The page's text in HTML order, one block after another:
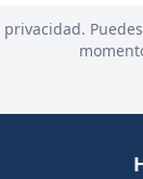
privacidad.